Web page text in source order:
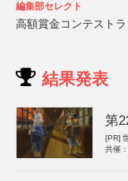
編集部セレクト
高額賞金コンテスト
結果発表
第
[PR]
共催